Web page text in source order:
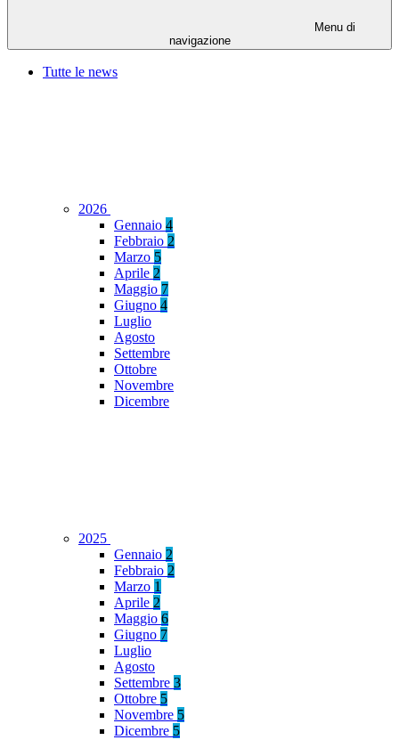
Menu di
navigazione
Tutte le news
2026
Gennaio 4
Febbraio 2
Marzo 5
Aprile 2
Maggio 7
Giugno 4
Luglio
Agosto
Settembre
Ottobre
Novembre
Dicembre
2025
Gennaio 2
Febbraio 2
Marzo 1
Aprile 2
Maggio 6
Giugno 7
Luglio
Agosto
Settembre 3
Ottobre 5
Novembre 5
Dicembre 5